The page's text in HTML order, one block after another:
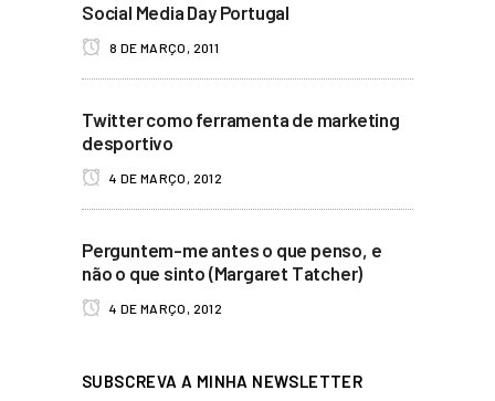
Social Media Day Portugal
8 DE MARÇO, 2011
Twitter como ferramenta de marketing
desportivo
4 DE MARÇO, 2012
Perguntem-me antes o que penso, e
não o que sinto (Margaret Tatcher)
4 DE MARÇO, 2012
SUBSCREVA A MINHA NEWSLETTER